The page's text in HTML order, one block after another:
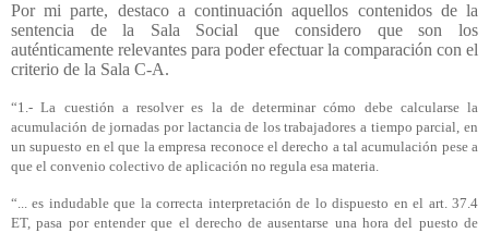
Por mi parte, destaco a continuación aquellos contenidos de la
sentencia de la Sala Social que considero que son los
auténticamente relevantes para poder efectuar la comparación con el
criterio de la Sala C-A.
“1.- La cuestión a resolver es la de determinar cómo debe calcularse la
acumulación de jornadas por lactancia de los trabajadores a tiempo parcial, en
un supuesto en el que la empresa reconoce el derecho a tal acumulación pese a
que el convenio colectivo de aplicación no regula esa materia.
“... es indudable que la correcta interpretación de lo dispuesto en el art. 37.4
ET, pasa por entender que el derecho de ausentarse una hora del puesto de